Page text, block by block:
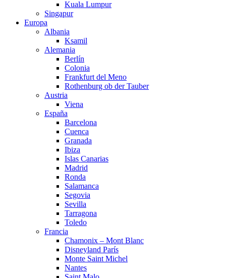
Kuala Lumpur
Singapur
Europa
Albania
Ksamil
Alemania
Berlín
Colonia
Frankfurt del Meno
Rothenburg ob der Tauber
Austria
Viena
España
Barcelona
Cuenca
Granada
Ibiza
Islas Canarias
Madrid
Ronda
Salamanca
Segovia
Sevilla
Tarragona
Toledo
Francia
Chamonix – Mont Blanc
Disneyland París
Monte Saint Michel
Nantes